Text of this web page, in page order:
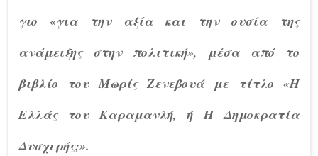
γιο «για την αξία και την ουσία της
ανάμειξης στην πολιτική», μέσα από το
βιβλίο του Μωρίς Ζενεβουά με τίτλο «Η
Ελλάς του Καραμανλή, ή Η Δημοκρατία
Δυσχερής;».